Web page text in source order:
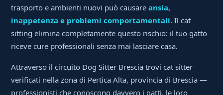
trasporto e ambienti nuovi può causareansia,
inappetenza e problemi comportamentali. Il cat
sitting elimina completamente questo rischio: il tuo gatto
riceve cure professionali senza mai lasciare casa.
Attraverso il circuito Dog Sitter Brescia trovi cat sitter
verificati nella zona di Pertica Alta, provincia di Brescia —
professionisti che conoscono davvero i gatti, le loro